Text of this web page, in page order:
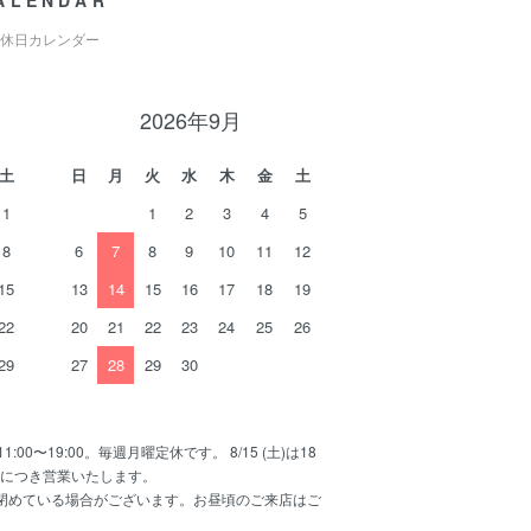
日カレンダー
1
8
2026年9月
日 月 火 水 木 金
土
1
2 3 4
5
6
7 8 9 10 11
12
13
14 15 16 17 18
19
20
21 22 23 24 25
26
27
28 29 30
〜19:00。毎週月曜定休です。 8/15 (土)は18
つき営業いたします。
ている場合がございます。お昼頃のご来店はご